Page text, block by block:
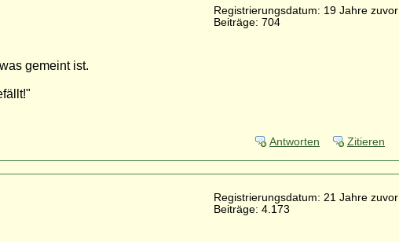
Registrierungsdatum: 19 Jahre zuvor
Beiträge: 704
gemeint ist.
Antworten Zitieren
Registrierungsdatum: 21 Jahre zuvor
Beiträge: 4.173